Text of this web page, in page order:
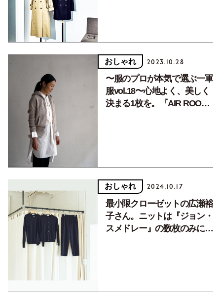
おしゃれ 2023.10.28
〜服のプロが本気で選ぶ一軍
服vol.18〜心地よく、美しく
決まる1枚を。『AIR ROOM
おしゃれ 2024.10.17
最小限クローゼットの広瀬裕
子さん。ニットは『ジョン・
スメドレー』の数枚のみに限